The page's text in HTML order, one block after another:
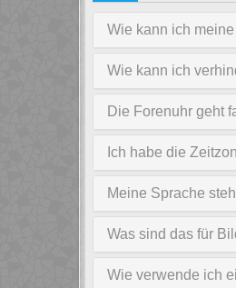
Wie kann ich
Wie kann ich
Die Forenuhr geht
Ich habe die
Meine Sprache
Was sind das für
Wie verwende ich